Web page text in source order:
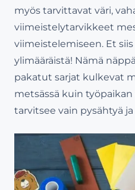
myös tarvittavat väri,
viimeistelytarvikkeet
viimeistelemiseen. Et
ylimääräistä! Nämä
pakatut sarjat kulkevat
metsässä kuin
tarvitsee vain pysähtyä ja